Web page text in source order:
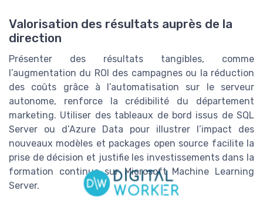
Valorisation des résultats auprès de la
direction
Présenter des résultats tangibles, comme
l’augmentation du ROI des campagnes ou la réduction
des coûts grâce à l’automatisation sur le serveur
autonome, renforce la crédibilité du département
marketing. Utiliser des tableaux de bord issus de SQL
Server ou d’Azure Data pour illustrer l’impact des
nouveaux modèles et packages open source facilite la
prise de décision et justifie les investissements dans la
formation continue sur Microsoft Machine Learning
Server.